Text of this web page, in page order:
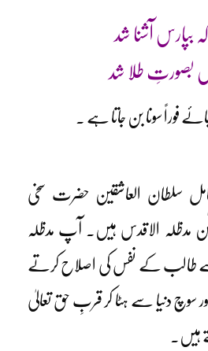
بپارس آشنا شد
بصورتِ طلا شد
فوراً سونا بن جاتا ہے ۔
سلطان العاشقین حضرت سخی
مدظلہ الاقدس ہیں۔ آپ مدظلہ
سے طالب کے نفس کی اصلاح کرتے
سوچ دنیا سے ہٹا کر قربِ حق تعالیٰ
ہیں۔